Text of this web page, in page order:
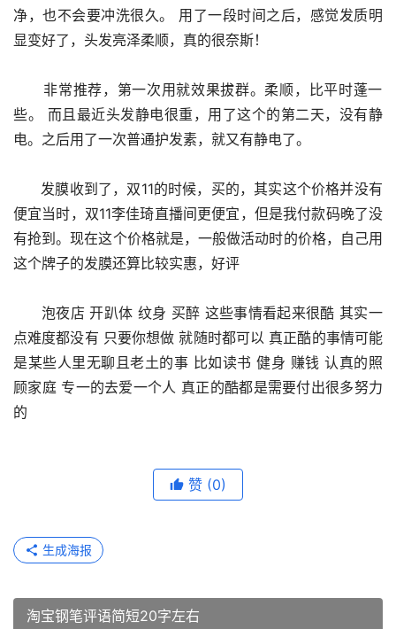
净，也不会要冲洗很久。 用了一段时间之后，感觉发质明
显变好了，头发亮泽柔顺，真的很奈斯！
些。 而且最近头发静电很重，用了这个的第二天，没有静
电。之后用了一次普通护发素，就又有静电了。
      发膜收到了，双11的时候，买的，其实这个价格并没有
便宜当时，双11李佳琦直播间更便宜，但是我付款码晚了没
有抢到。现在这个价格就是，一般做活动时的价格，自己用
这个牌子的发膜还算比较实惠，好评
点难度都没有 只要你想做 就随时都可以 真正酷的事情可能
是某些人里无聊且老土的事 比如读书 健身 赚钱 认真的照
顾家庭 专一的去爱一个人 真正的酷都是需要付出很多努力
的
赞 (0)
生成海报
淘宝钢笔评语简短20字左右